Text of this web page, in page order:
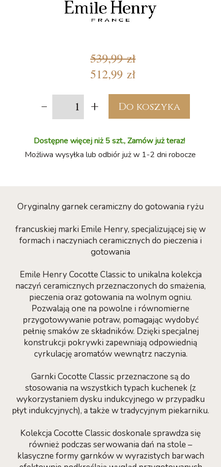
539,99 zł
512,99 zł
- + Do koszyka
Dostępne więcej niż 5 szt., Zamów już teraz!
Możliwa wysyłka lub odbiór już w 1-2 dni robocze
Oryginalny garnek ceramiczny do gotowania ryżu
francuskiej marki Emile Henry, specjalizującej się w
formach i naczyniach ceramicznych do pieczenia i
gotowania
Emile Henry Cocotte Classic to unikalna kolekcja
naczyń ceramicznych przeznaczonych do smażenia,
pieczenia oraz gotowania na wolnym ogniu.
Pozwalają one na powolne i równomierne
przygotowywanie potraw, pomagając wydobyć
pełnię smaków ze składników. Dzięki specjalnej
konstrukcji pokrywki zapewniają odpowiednią
cyrkulację aromatów wewnątrz naczynia.
Garnki Cocotte Classic przeznaczone są do
stosowania na wszystkich typach kuchenek (z
wykorzystaniem dysku indukcyjnego w przypadku
płyt indukcyjnych), a także w tradycyjnym piekarniku.
Kolekcja Cocotte Classic doskonale sprawdza się
również podczas serwowania dań na stole –
klasyczne formy garnków w wyrazistych barwach